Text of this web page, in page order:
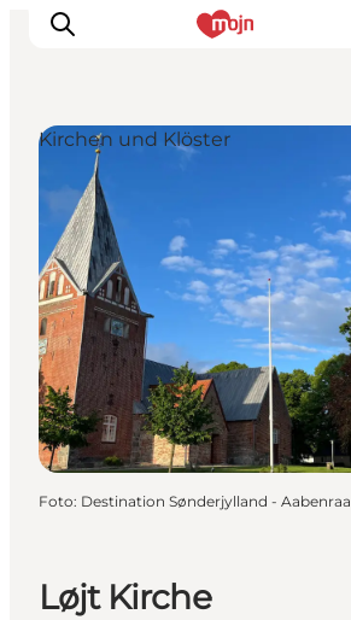
Erlebnisse
Städte und Regionen
Events
Übernachtung
Plane deine Reise
Booking
Løjt Kirche
Kirchen und Klöster
Foto: Destination Sønderjylland - Aabenraa